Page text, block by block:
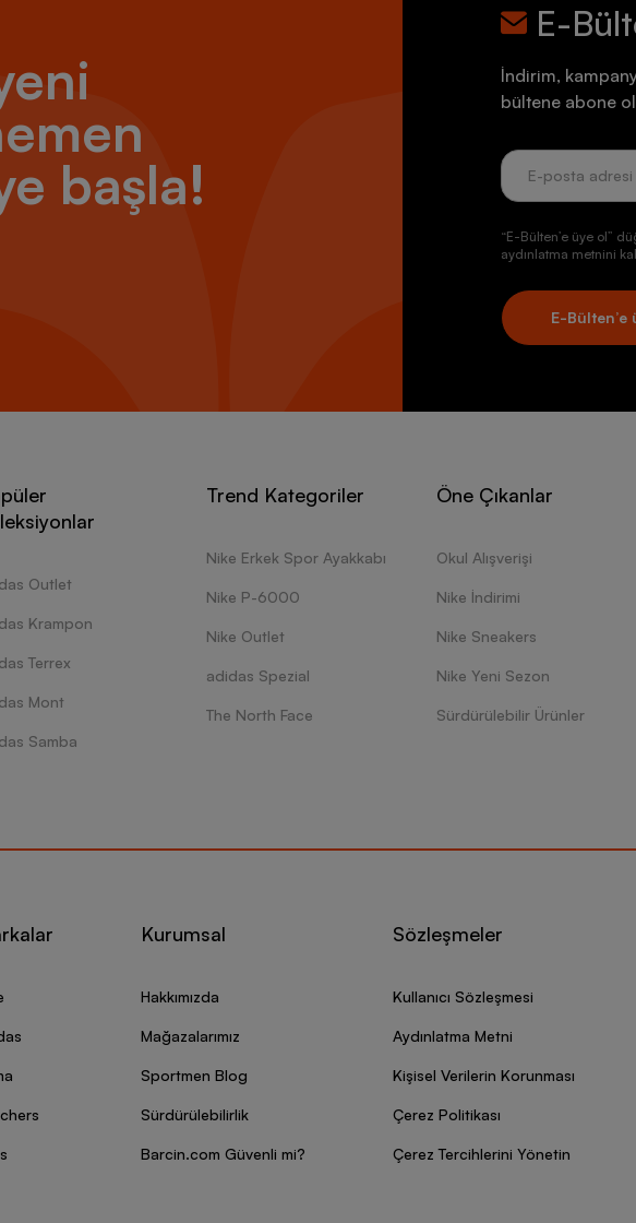
başla!
E-
İndirim,
bültene abone
“E-Bülten’e üye ol”
aydınlatma metnini
E-Bülten’e
Outlet
Krampon
Terrex
Mont
Samba
Trend Kategoriler
Nike Erkek Spor Ayakkabı
Nike P-6000
Nike Outlet
adidas Spezial
The North Face
Öne Çıkanlar
Okul Alışverişi
Nike İndirimi
Nike Sneakers
Nike Yeni Sezon
Sürdürülebilir Ürünler
Kurumsal
Hakkımızda
Mağazalarımız
Sportmen Blog
Sürdürülebilirlik
Barcin.com Güvenli mi?
Sözleşmeler
Kullanıcı Sözleşmesi
Aydınlatma Metni
Kişisel Verilerin Korunması
Çerez Politikası
Çerez Tercihlerini Yönetin